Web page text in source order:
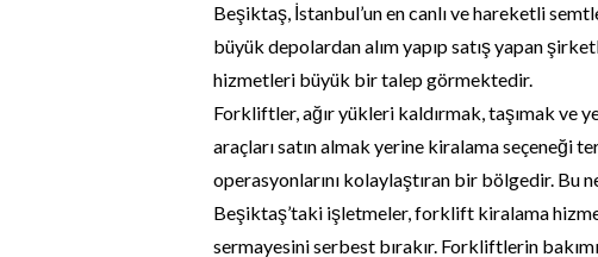
Beşiktaş, İstanbul’un en canlı ve hareketli
büyük depolardan alım yapıp satış yapan
hizmetleri büyük bir talep görmektedir.
Forkliftler, ağır yükleri kaldırmak, taşımak ve
araçları satın almak yerine kiralama
operasyonlarını kolaylaştıran bir bölgedir.
Beşiktaş’taki işletmeler, forklift kiralama
sermayesini serbest bırakır. Forkliftlerin